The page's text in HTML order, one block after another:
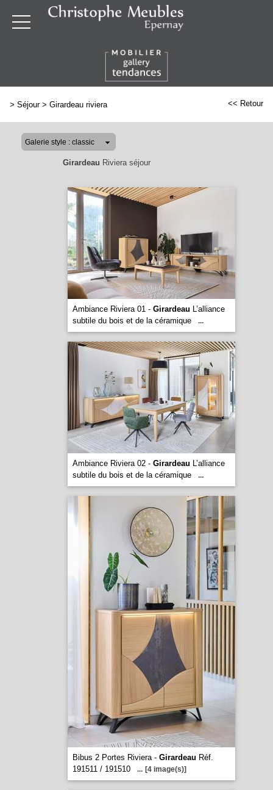
> Séjour> Girardeau riviera << Retour
Girardeau Riviera séjour
Ambiance Riviera 01 - Girardeau L’alliance
subtile du bois et de la céramique
...
Ambiance Riviera 02 - Girardeau L’alliance
subtile du bois et de la céramique
...
Bibus 2 Portes Riviera - Girardeau Réf.
191511 / 191510
... [4 image(s)]